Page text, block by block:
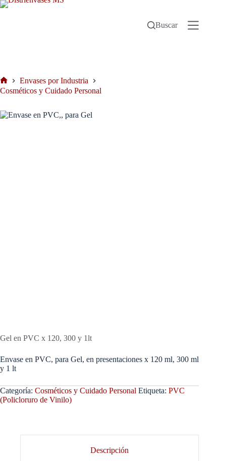
Buscar
Envases por Industria
Cosméticos y Cuidado Personal
Gel en PVC x 120, 300 y 1lt
Envase en PVC, para Gel, en presentaciones x 120 ml, 300 ml
y 1 lt
Categoría: Cosméticos y Cuidado Personal Etiqueta: PVC
(Policloruro de Vinilo)
Descripción